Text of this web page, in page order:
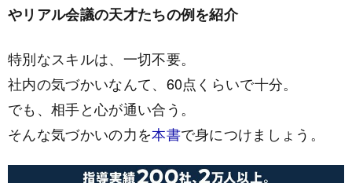
やリアル会議の天才たちの例を紹介
特別なスキルは、一切不要。
社内の気づかいなんて、60点くらいで十分。
でも、相手と心が通い合う。
そんな気づかいの力を本書で身につけましょう。